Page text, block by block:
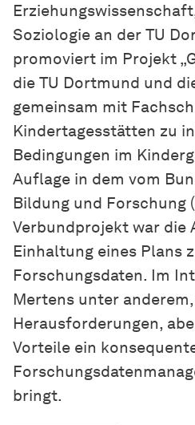
Soziologie an der TU
promoviert im Projekt
die TU Dortmund und
gemeinsam mit
Kindertagesstätten zu
Bedingungen im
Auflage in dem vom
Bildung und Forschung
Verbundprojekt war die
Einhaltung eines Plans
Forschungsdaten. Im
Mertens unter
Herausforderungen,
Vorteile ein
bringt.